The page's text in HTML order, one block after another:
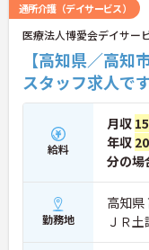
通所介護（デイサービス）
医療法人博愛会デイサー
【高知県／高
スタッフ求人で
給料
月収
年収
分の場
勤務地
高知県
ＪＲ